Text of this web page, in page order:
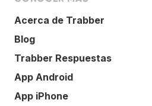
Acerca de Trabber
Blog
Trabber Respuestas
App Android
App iPhone